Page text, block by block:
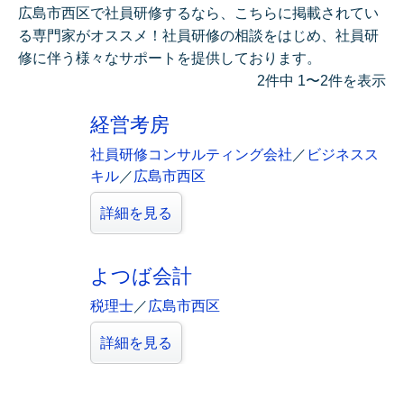
広島市西区で社員研修するなら、こちらに掲載されてい
る専門家がオススメ！社員研修の相談をはじめ、社員研
修に伴う様々なサポートを提供しております。
2件中 1〜2件を表示
経営考房
社員研修コンサルティング会社 ／ ビジネスス
キル／ 広島市西区
詳細を見る
よつば会計
税理士／ 広島市西区
詳細を見る